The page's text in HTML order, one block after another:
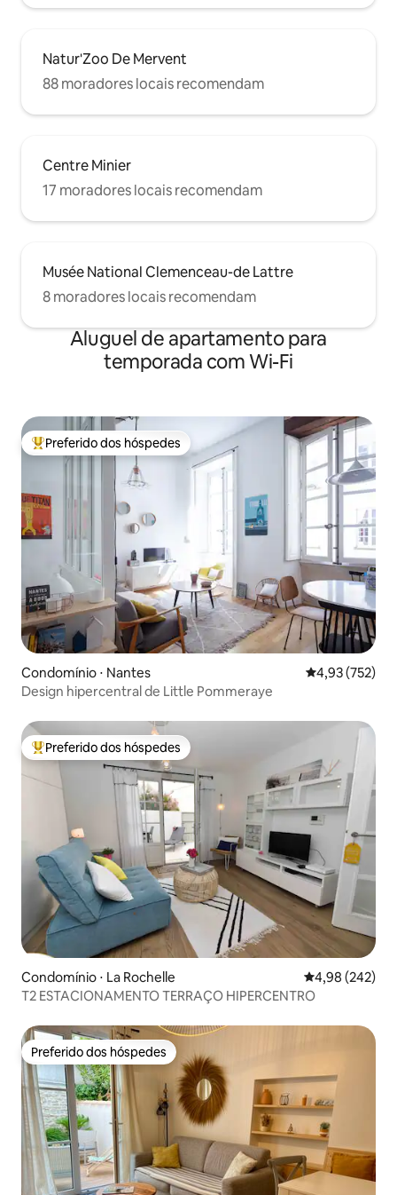
Natur'Zoo De Mervent
88 moradores locais recomendam
Centre Minier
17 moradores locais recomendam
Musée National Clemenceau-de Lattre
8 moradores locais recomendam
Aluguel de apartamento para
temporada com Wi-Fi
Entre os melhores preferidos dos hóspedes
Preferido dos hóspedes
Condomínio ⋅ Nantes 4,93 de uma
4,93 (752)
Design hipercentral de Little Pommeraye
Entre os melhores preferidos dos hóspedes
Preferido dos hóspedes
Condomínio ⋅ La Rochelle 4,98 de uma
4,98 (242)
T2 ESTACIONAMENTO TERRAÇO HIPERCENTRO
Preferido dos hóspedes
Preferido dos hóspedes